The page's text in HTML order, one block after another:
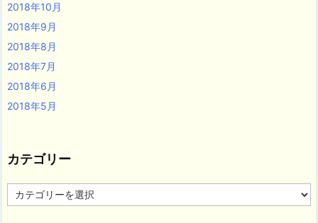
2018年10月
2018年9月
2018年8月
2018年7月
2018年6月
2018年5月
カテゴリー
テ